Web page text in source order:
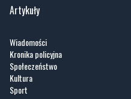
Artykuły
Wiadomości
Kronika policyjna
Społeczeństwo
Kultura
Sport